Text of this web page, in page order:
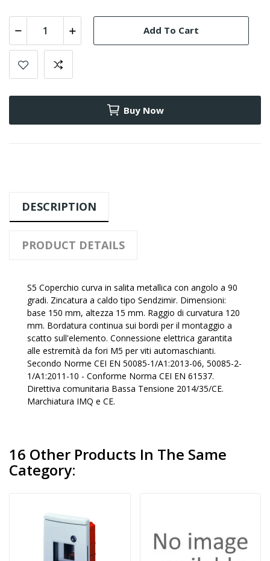
Add To Cart
Buy Now
DESCRIPTION
PRODUCT DETAILS
S5 Coperchio curva in salita metallica con angolo a 90
gradi. Zincatura a caldo tipo Sendzimir. Dimensioni:
base 150 mm, altezza 15 mm. Raggio di curvatura 120
mm. Bordatura continua sui bordi per il montaggio a
scatto sull'elemento. Connessione elettrica garantita
alle estremità da fori M5 per viti automaschianti.
Secondo Norme CEI EN 50085-1/A1:2013-06, 50085-2-
1/A1:2011-10 - Conforme Norma CEI EN 61537.
Direttiva comunitaria Bassa Tensione 2014/35/CE.
Marchiatura IMQ e CE.
16 Other Products In The Same
Category: